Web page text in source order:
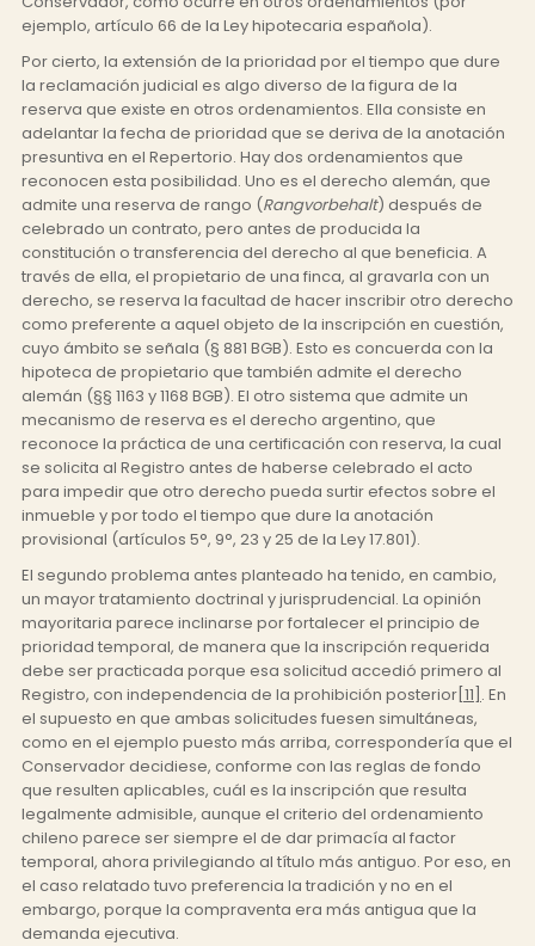
ejemplo, artículo 66 de la Ley hipotecaria española).
Por cierto, la extensión de la prioridad por el tiempo que dure
la reclamación judicial es algo diverso de la figura de la
reserva que existe en otros ordenamientos. Ella consiste en
adelantar la fecha de prioridad que se deriva de la anotación
presuntiva en el Repertorio. Hay dos ordenamientos que
reconocen esta posibilidad. Uno es el derecho alemán, que
admite una reserva de rango (Rangvorbehalt) después de
celebrado un contrato, pero antes de producida la
constitución o transferencia del derecho al que beneficia. A
través de ella, el propietario de una finca, al gravarla con un
derecho, se reserva la facultad de hacer inscribir otro derecho
como preferente a aquel objeto de la inscripción en cuestión,
cuyo ámbito se señala (§ 881 BGB). Esto es concuerda con la
hipoteca de propietario que también admite el derecho
alemán (§§ 1163 y 1168 BGB). El otro sistema que admite un
mecanismo de reserva es el derecho argentino, que
reconoce la práctica de una certificación con reserva, la cual
se solicita al Registro antes de haberse celebrado el acto
para impedir que otro derecho pueda surtir efectos sobre el
inmueble y por todo el tiempo que dure la anotación
provisional (artículos 5°, 9°, 23 y 25 de la Ley 17.801).
El segundo problema antes planteado ha tenido, en cambio,
un mayor tratamiento doctrinal y jurisprudencial. La opinión
mayoritaria parece inclinarse por fortalecer el principio de
prioridad temporal, de manera que la inscripción requerida
debe ser practicada porque esa solicitud accedió primero al
Registro, con independencia de la prohibición posterior[11] . En
el supuesto en que ambas solicitudes fuesen simultáneas,
como en el ejemplo puesto más arriba, correspondería que el
Conservador decidiese, conforme con las reglas de fondo
que resulten aplicables, cuál es la inscripción que resulta
legalmente admisible, aunque el criterio del ordenamiento
chileno parece ser siempre el de dar primacía al factor
temporal, ahora privilegiando al título más antiguo. Por eso, en
el caso relatado tuvo preferencia la tradición y no en el
embargo, porque la compraventa era más antigua que la
demanda ejecutiva.